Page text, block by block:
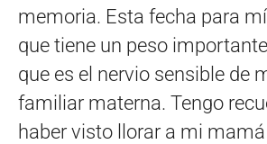
memoria. Esta fecha para
que tiene un peso
que es el nervio sensible de
familiar materna. Tengo
haber visto llorar a mi